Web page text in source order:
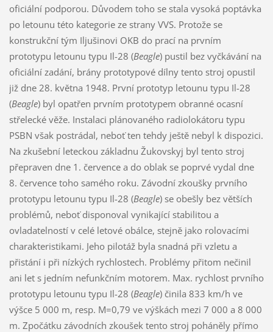
oficiální podporou. Důvodem toho se stala vysoká poptávka
po letounu této kategorie ze strany VVS. Protože se
konstrukční tým Iljušinovi OKB do prací na prvním
prototypu letounu typu Il-28 (Beagle) pustil bez vyčkávání na
oficiální zadání, brány prototypové dílny tento stroj opustil
již dne 28. května 1948. První prototyp letounu typu Il-28
(Beagle) byl opatřen prvním prototypem obranné ocasní
střelecké věže. Instalaci plánovaného radiolokátoru typu
PSBN však postrádal, neboť ten tehdy ještě nebyl k dispozici.
Na zkušební leteckou základnu Žukovskyj byl tento stroj
přepraven dne 1. července a do oblak se poprvé vydal dne
8. července toho samého roku. Závodní zkoušky prvního
prototypu letounu typu Il-28 (Beagle) se obešly bez větších
problémů, neboť disponoval vynikající stabilitou a
ovladatelností v celé letové obálce, stejně jako rolovacími
charakteristikami. Jeho pilotáž byla snadná při vzletu a
přistání i při nízkých rychlostech. Problémy přitom nečinil
ani let s jedním nefunkčním motorem. Max. rychlost prvního
prototypu letounu typu Il-28 (Beagle) činila 833 km/h ve
výšce 5 000 m, resp. M=0,79 ve výškách mezi 7 000 a 8 000
m. Zpočátku závodních zkoušek tento stroj poháněly přímo